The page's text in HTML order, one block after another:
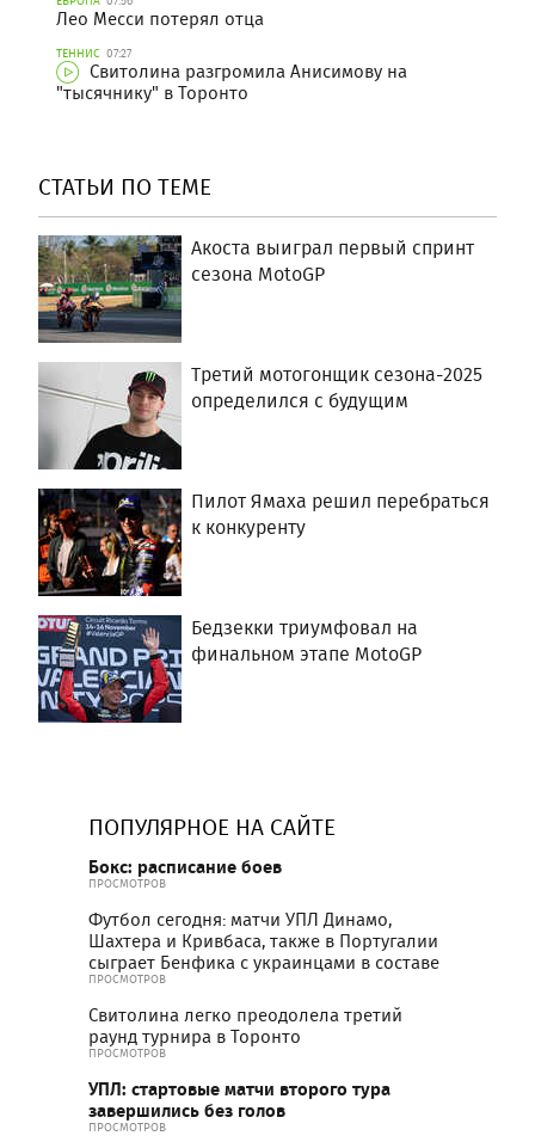
Лео Месси потерял отца
ТЕННИС 07:27
Свитолина разгромила Анисимову на
"тысячнику" в Торонто
СТАТЬИ ПО ТЕМЕ
Акоста выиграл первый спринт
сезона MotoGP
Третий мотогонщик сезона-2025
определился с будущим
Пилот Ямаха решил перебраться
к конкуренту
Бедзекки триумфовал на
финальном этапе MotoGP
ПОПУЛЯРНОЕ НА САЙТЕ
Бокс: расписание боев
ПРОСМОТРОВ
Футбол сегодня: матчи УПЛ Динамо,
Шахтера и Кривбаса, также в Португалии
сыграет Бенфика с украинцами в составе
ПРОСМОТРОВ
Свитолина легко преодолела третий
раунд турнира в Торонто
ПРОСМОТРОВ
УПЛ: стартовые матчи второго тура
завершились без голов
ПРОСМОТРОВ